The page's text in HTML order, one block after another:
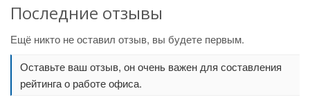
Последние отзывы
Ещё никто не оставил отзыв, вы будете первым.
Оставьте ваш отзыв, он очень важен для составления
рейтинга о работе офиса.